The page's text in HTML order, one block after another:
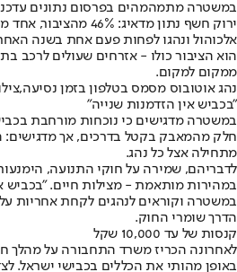
במשטרה מתמהמהים בפרסום נתונים
ירוק חשף נתון מדאיג:
אלכוהול ונהגו לפחות פעם אחת בשנה
הוא הציבור כולו - אזרחים שעולים לרכב
ממקום למקום.
נהג אוטובוס מסמס בטלפון בזמן
"בכביש אין הזדמנות שנייה"
במשטרה מדגישים כי נוכחות מורחבת
חלק מהמאבק בקטל בדרכים, אך מדגישים:
מתחילה אצל כל נהג.
לדבריהם, שמירה על חוקי התנועה,
במהירות מותאמת - מצילות חיים. "בכביש
במשטרה וקוראים לנהגים לקחת אחריות
הדרך שומרי החוק.
קנסות של עד 10,000 שקל
לאחרונה הכריז משרד התחבורה על מהלך
באופן מהותי את הכללים בכבישי ישראל.